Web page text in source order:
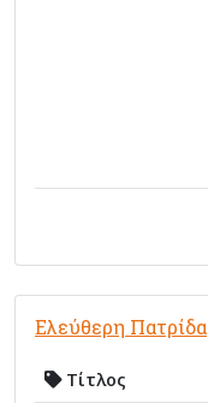
Ελεύθερη Πατρίδα
Τίτλος